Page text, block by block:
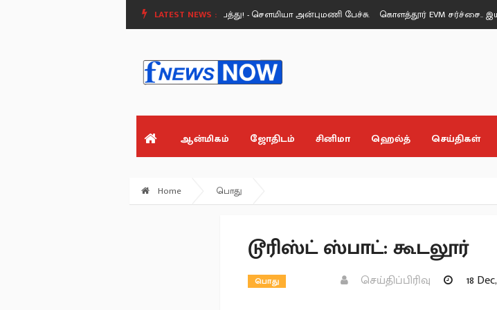
LATEST NEWS :
மேக்கேதாட்டு அணையால் வரும் பேராபத்து! - சௌமியா அன்புமணி பேச்சு. கொளத்தூர் EVM சர்ச்சை..
ஆன்மிகம் ஜோதிடம் சினிமா ஹெல்த் செய்திகள்
Home பொது
டூரிஸ்ட் ஸ்பாட்: கூடலூர்
பொது செய்திப்பிரிவு 18